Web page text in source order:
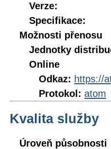
Verze:
Specifikace:
Možnosti přenosu
Jednotky
Online
Odkaz: https://
Protokol: atom
Kvalita služby
Úroveň působnosti